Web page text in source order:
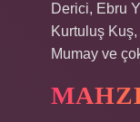
Derici, Ebru
Kurtuluş
Mumay ve